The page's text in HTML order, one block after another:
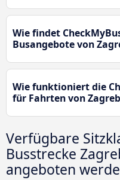
Wie findet
Busangebote von
Wie funktioniert die
für Fahrten von
Verfügbare
Busstrecke
angeboten